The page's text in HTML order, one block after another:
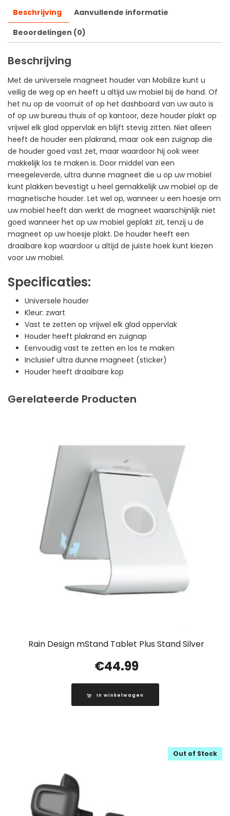
Beschrijving
Aanvullende informatie
Beoordelingen (0)
Beschrijving
Met de universele magneet houder van Mobilize kunt u
veilig de weg op en heeft u altijd uw mobiel bij de hand. Of
het nu op de voorruit of op het dashboard van uw auto is
of op uw bureau thuis of op kantoor, deze houder plakt op
vrijwel elk glad oppervlak en blijft stevig zitten. Niet alleen
heeft de houder een plakrand, maar ook een zuignap die
de houder goed vast zet, maar waardoor hij ook weer
makkelijk los te maken is. Door middel van een
meegeleverde, ultra dunne magneet die u op uw mobiel
kunt plakken bevestigt u heel gemakkelijk uw mobiel op de
magnetische houder. Let wel op, wanneer u een hoesje om
uw mobiel heeft dan werkt de magneet waarschijnlijk niet
goed wanneer het op uw mobiel geplakt zit, tenzij u de
magneet op uw hoesje plakt. De houder heeft een
draaibare kop waardoor u altijd de juiste hoek kunt kiezen
voor uw mobiel.
Specificaties:
Universele houder
Kleur: zwart
Vast te zetten op vrijwel elk glad oppervlak
Houder heeft plakrand en zuignap
Eenvoudig vast te zetten en los te maken
Inclusief ultra dunne magneet (sticker)
Houder heeft draaibare kop
Gerelateerde Producten
Rain Design mStand Tablet Plus Stand Silver
€44.99
In winkelwagen
Out of Stock